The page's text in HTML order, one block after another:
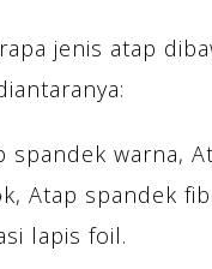
jenis atap
spandek warna,
Atap spandek
lapis foil.